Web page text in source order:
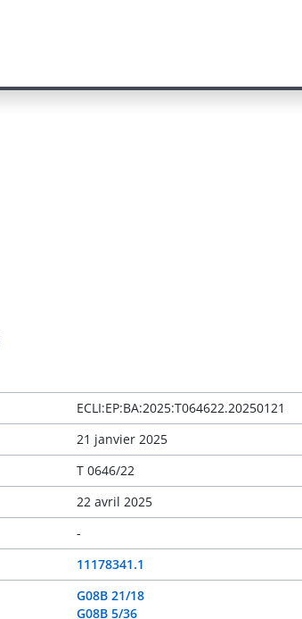
ECLI:EP:BA:2025:T064622.20250121
21 janvier 2025
T 0646/22
22 avril 2025
-
11178341.1
G08B 21/18
G08B 5/36